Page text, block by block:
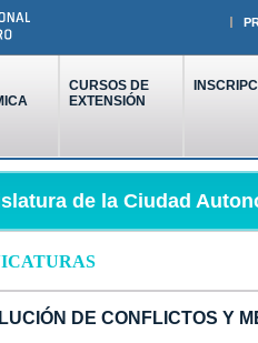
CURSOS DE
EXTENSIÓN
de la Ciudad
DE CONFLICTOS